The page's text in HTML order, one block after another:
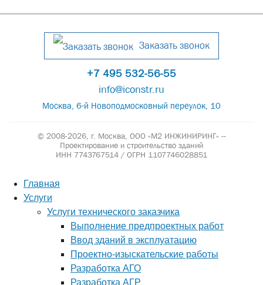
Заказать звонок
+7 495 532-56-55
info@iconstr.ru
Москва, 6-й Новоподмосковный переулок, 10
© 2008-2026, г. Москва, ООО «М2 ИНЖИНИРИНГ» --
Проектирование и строительство зданий
ИНН 7743767514 / ОГРН 1107746028851
Главная
Услуги
Услуги технического заказчика
Выполнение предпроектных работ
Ввод зданий в эксплуатацию
Проектно-изыскательские работы
Разработка АГО
Разработка АГР